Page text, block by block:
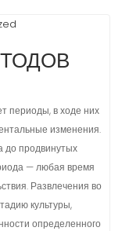
периоды, в ходе них
изменения.
до продвинутых
— любая время
Развлечения во
культуры,
определенного